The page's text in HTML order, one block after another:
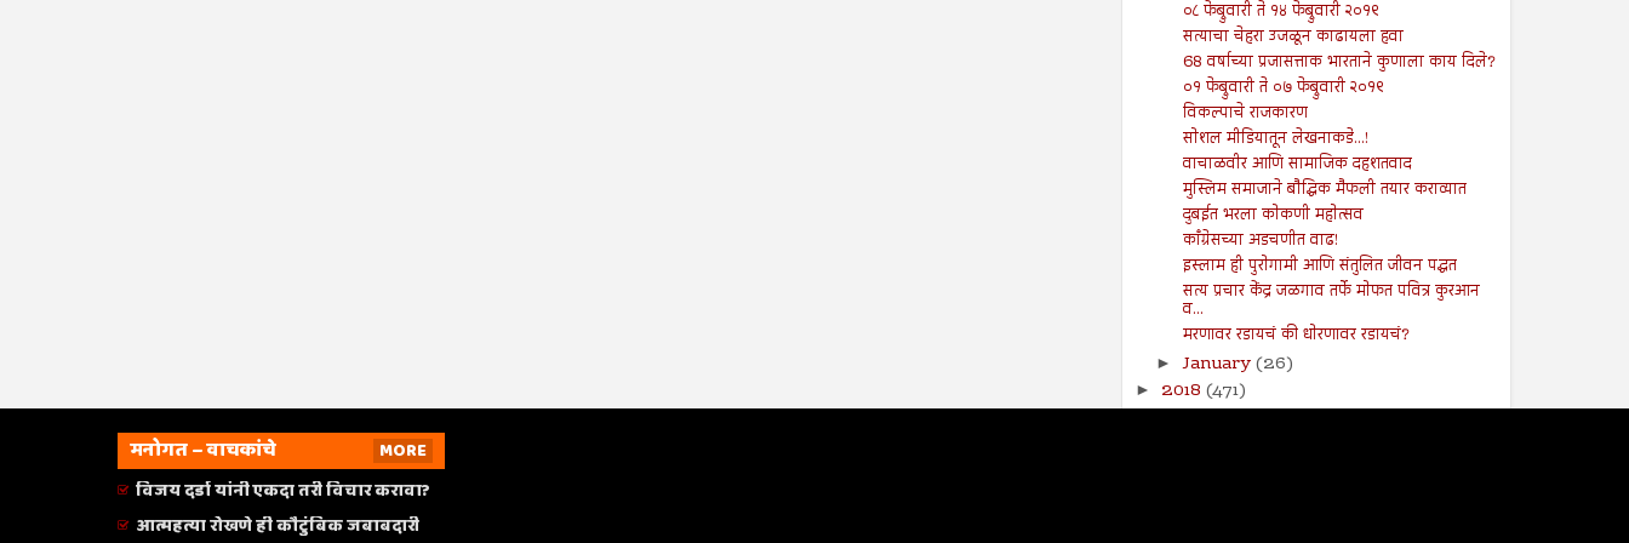
०८ फेब्रुवारी ते १४ फेब्रुवारी २०१९
सत्याचा चेहरा उजळून काढायला हवा
68 वर्षाच्या प्रजासत्ताक भारताने कुणाला काय दिले?
०१ फेब्रुवारी ते ०७ फेब्रुवारी २०१९
विकल्पाचे राजकारण
सोशल मीडियातून लेखनाकडे...!
वाचाळवीर आणि सामाजिक दहशतवाद
मुस्लिम समाजाने बौद्धिक मैफली तयार कराव्यात
दुबईत भरला कोकणी महोत्सव
काँग्रेसच्या अडचणीत वाढ!
इस्लाम ही पुरोगामी आणि संतुलित जीवन पद्धत
सत्य प्रचार केंद्र जळगाव तर्फे मोफत पवित्र कुरआन
व...
मरणावर रडायचं की धोरणावर रडायचं?
► January(26)
► 2018 (471)
►2017(141)
मनोगत – वाचकांचे
MORE
विजय दर्डा यांनी एकदा तरी विचार करावा?
आत्महत्या रोखणे ही कौटुंबिक जबाबदारी